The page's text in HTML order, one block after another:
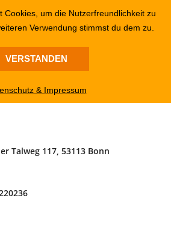
Talweg 117, 53113 Bonn
Cookies, um die Nutzerfreundlichkeit zu
Verwendung stimmst du dem zu.
VERSTANDEN
& Impressum